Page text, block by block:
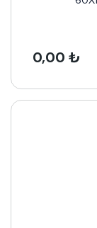
0,00 ₺